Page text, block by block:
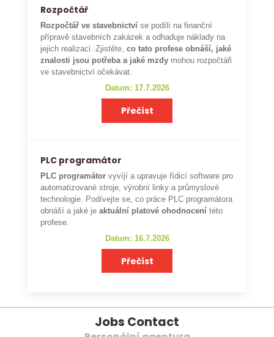
Rozpočtář
Rozpočtář ve stavebnictví se podílí na finanční
přípravě stavebních zakázek a odhaduje náklady na
jejich realizaci. Zjistěte,co tato profese obnáší, jaké
znalosti jsou potřeba a jaké mzdy mohou rozpočtáři
ve stavebnictví očekávat.
Datum: 17.7.2026
Přečíst
PLC programátor
PLC programátor vyvíjí a upravuje řídicí software pro
automatizované stroje, výrobní linky a průmyslové
technologie. Podívejte se, co práce PLC programátora
obnáší a jaké je aktuální platové ohodnocení této
profese.
Datum: 16.7.2026
Přečíst
Jobs Contact